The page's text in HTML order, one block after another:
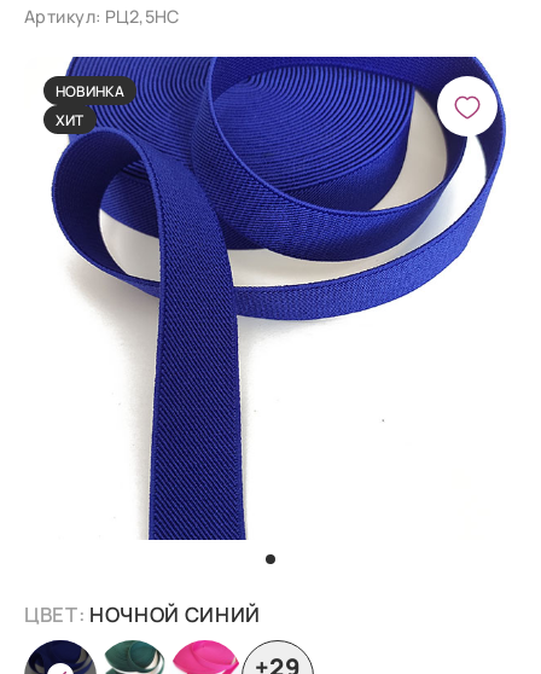
Артикул: РЦ2,5НС
НОВИНКА
ХИТ
ЦВЕТ: НОЧНОЙ СИНИЙ
+29